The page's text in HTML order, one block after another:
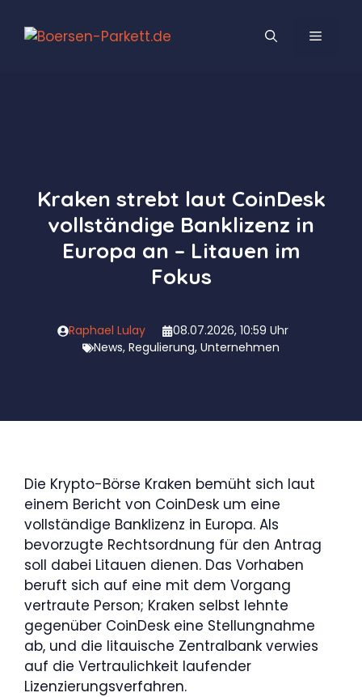
Inhalt
MENÜ
Kraken strebt laut CoinDesk
vollständige Banklizenz in
Europa an – Litauen im
Fokus
Raphael Lulay
08.07.2026, 10:59 Uhr
News, Regulierung, Unternehmen
Die Krypto-Börse Kraken bemüht sich laut
einem Bericht von CoinDesk um eine
vollständige Banklizenz in Europa. Als
bevorzugte Rechtsordnung für den Antrag
soll dabei Litauen dienen. Das Vorhaben
beruft sich auf eine mit dem Vorgang
vertraute Person; Kraken selbst lehnte
gegenüber CoinDesk eine Stellungnahme
ab, und die litauische Zentralbank verwies
auf die Vertraulichkeit laufender
Lizenzierungsverfahren.